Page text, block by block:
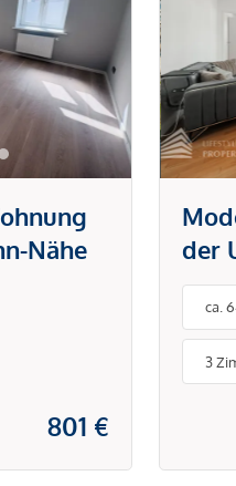
Nähe
801 €
der
ca.
3